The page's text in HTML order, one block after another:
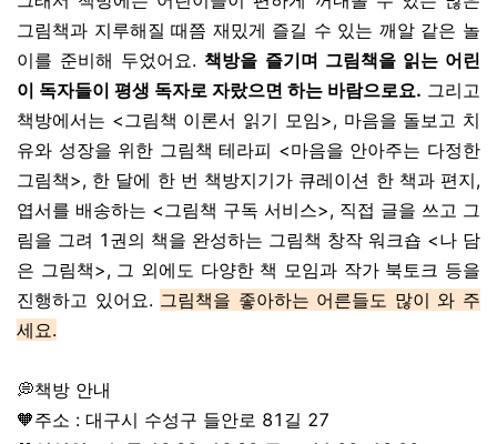
그림책과 지루해질 때쯤 재밌게 즐길 수 있는 깨알 같은 놀
이를 준비해 두었어요.책방을 즐기며 그림책을 읽는 어린
이 독자들이 평생 독자로 자랐으면 하는 바람으로요. 그리고
책방에서는 <그림책 이론서 읽기 모임>, 마음을 돌보고 치
유와 성장을 위한 그림책 테라피 <마음을 안아주는 다정한
그림책>, 한 달에 한 번 책방지기가 큐레이션 한 책과 편지,
엽서를 배송하는 <그림책 구독 서비스>, 직접 글을 쓰고 그
림을 그려 1권의 책을 완성하는 그림책 창작 워크숍 <나 담
은 그림책>, 그 외에도 다양한 책 모임과 작가 북토크 등을
진행하고 있어요. 그림책을 좋아하는 어른들도 많이 와 주
세요.
💭책방 안내
🧡주소 : 대구시 수성구 들안로 81길 27